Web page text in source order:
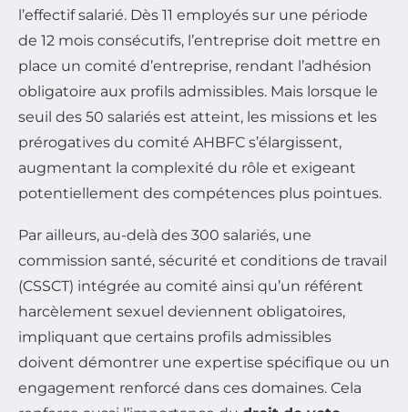
l’effectif salarié. Dès 11 employés sur une période
de 12 mois consécutifs, l’entreprise doit mettre en
place un comité d’entreprise, rendant l’adhésion
obligatoire aux profils admissibles. Mais lorsque le
seuil des 50 salariés est atteint, les missions et les
prérogatives du comité AHBFC s’élargissent,
augmentant la complexité du rôle et exigeant
potentiellement des compétences plus pointues.
Par ailleurs, au-delà des 300 salariés, une
commission santé, sécurité et conditions de travail
(CSSCT) intégrée au comité ainsi qu’un référent
harcèlement sexuel deviennent obligatoires,
impliquant que certains profils admissibles
doivent démontrer une expertise spécifique ou un
engagement renforcé dans ces domaines. Cela